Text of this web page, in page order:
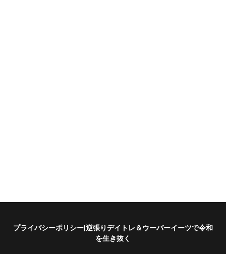
プライバシーポリシー|逆張りデイトレ＆ウーバーイーツで令和
を生き抜く